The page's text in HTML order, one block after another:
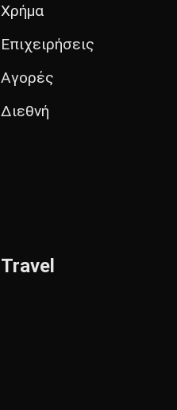
Χρήμα
Επιχειρήσεις
Αγορές
Διεθνή
Travel